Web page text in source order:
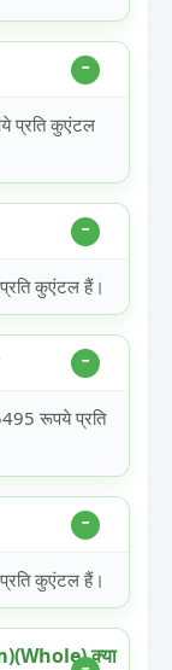
प्रति कुएंटल
कुएंटल हैं।
रूपये प्रति
कुएंटल हैं।
क्या